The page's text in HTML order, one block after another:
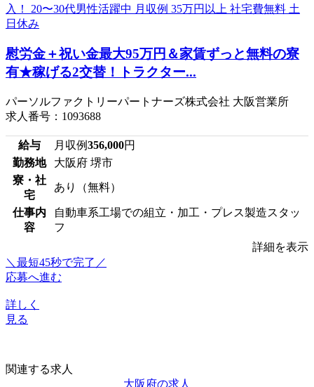
慰労金＋祝い金最大95万円＆家賃ずっと無料の寮
有★稼げる2交替！トラクター...
パーソルファクトリーパートナーズ株式会社 大阪営業所
求人番号：1093688
給与 月収例356,000円
勤務地
大阪府 堺市
寮・社
宅
あり（無料）
仕事内
容
自動車系工場での組立・加工・プレス製造スタッ
フ
詳細を表示
＼最短45秒で完了／
応募へ進む
詳しく
見る
関連する求人
大阪府の求人